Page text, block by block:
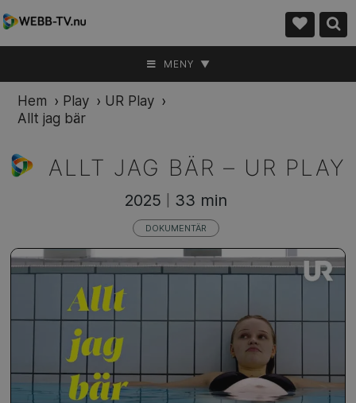
MENY ▼
Hem › Play › UR Play ›
Allt jag bär
ALLT JAG BÄR – UR PLAY
2025 33 min
DOKUMENTÄR